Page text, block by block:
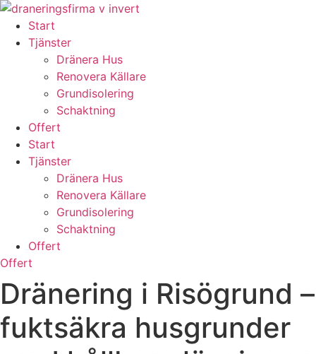
Skip
content
Start
Tjänster
Dränera Hus
Renovera Källare
Grundisolering
Schaktning
Offert
Start
Tjänster
Dränera Hus
Renovera Källare
Grundisolering
Schaktning
Offert
Offert
Dränering i Risögrund –
fuktsäkra husgrunder